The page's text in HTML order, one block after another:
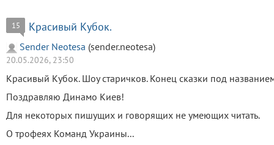
15 Красивый Кубок.
Sender Neotesa (sender.neotesa)
20.05.2026, 23:50
Красивый Кубок. Шоу старичков. Конец сказки под
Поздравляю Динамо Киев!
Для некоторых пишущих и говорящих не умеющих читать.
О трофеях Команд Украины...